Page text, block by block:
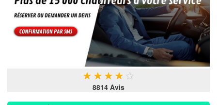
★ ★ ★ ★ ★
8814 Avis